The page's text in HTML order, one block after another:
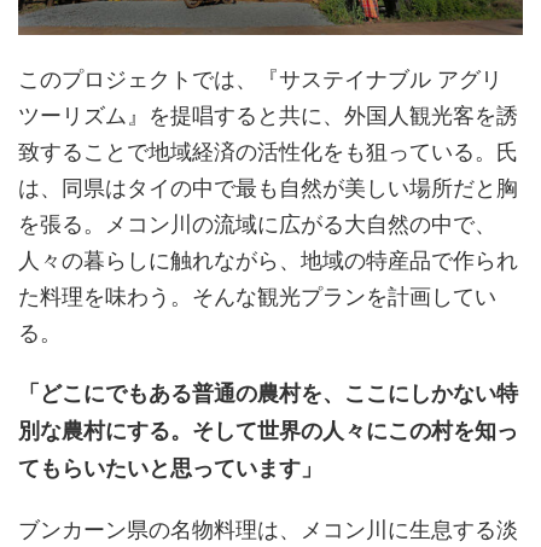
このプロジェクトでは、『サステイナブル アグリ
ツーリズム』を提唱すると共に、外国人観光客を誘
致することで地域経済の活性化をも狙っている。氏
は、同県はタイの中で最も自然が美しい場所だと胸
を張る。メコン川の流域に広がる大自然の中で、
人々の暮らしに触れながら、地域の特産品で作られ
た料理を味わう。そんな観光プランを計画してい
る。
「どこにでもある普通の農村を、ここにしかない特
別な農村にする。そして世界の人々にこの村を知っ
てもらいたいと思っています」
ブンカーン県の名物料理は、メコン川に生息する淡